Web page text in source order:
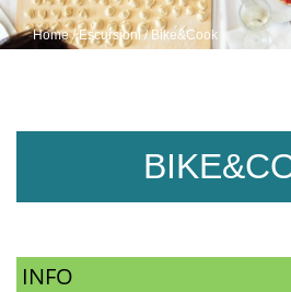
Home/Escursioni/ Bike&Cook
INFO